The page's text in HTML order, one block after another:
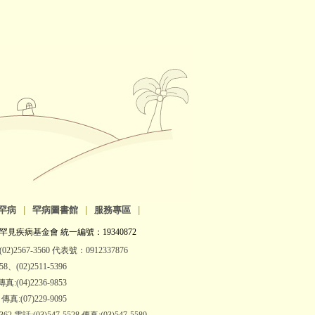
病 罕病圖書館 服務專區
見疾病基金會 統一編號：19340872
3560 代表號：0912337876
、(02)2511-5396
真:(04)2236-9853
真:(07)229-9095